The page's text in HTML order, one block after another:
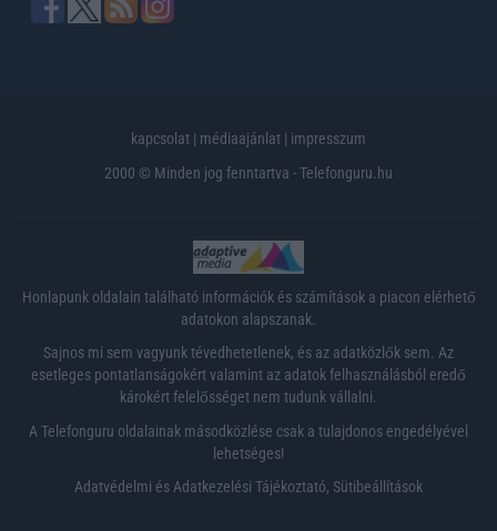
kapcsolat | médiaajánlat | impresszum
2000 © Minden jog fenntartva - Telefonguru.hu
Honlapunk oldalain található információk és számítások a piacon elérhető
adatokon alapszanak.
Sajnos mi sem vagyunk tévedhetetlenek, és az adatközlők sem. Az
esetleges pontatlanságokért valamint az adatok felhasználásból eredő
károkért felelősséget nem tudunk vállalni.
A Telefonguru oldalainak másodközlése csak a tulajdonos engedélyével
lehetséges!
Adatvédelmi és Adatkezelési Tájékoztató, Sütibeállítások